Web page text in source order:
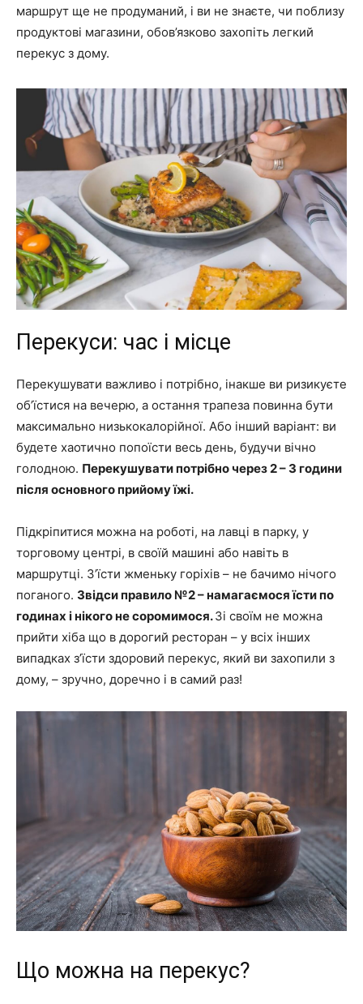
маршрут ще не продуманий, і ви не знаєте, чи поблизу
продуктові магазини, обов’язково захопіть легкий
перекус з дому.
Перекуси: час і місце
Перекушувати важливо і потрібно, інакше ви ризикуєте
об’їстися на вечерю, а остання трапеза повинна бути
максимально низькокалорійної. Або інший варіант: ви
будете хаотично попоїсти весь день, будучи вічно
голодною. Перекушувати потрібно через 2 – 3 години
після основного прийому їжі.
Підкріпитися можна на роботі, на лавці в парку, у
торговому центрі, в своїй машині або навіть в
маршрутці. З’їсти жменьку горіхів – не бачимо нічого
поганого. Звідси правило №2 – намагаємося їсти по
годинах і нікого не соромимося.Зі своїм не можна
прийти хіба що в дорогий ресторан – у всіх інших
випадках з’їсти здоровий перекус, який ви захопили з
дому, – зручно, доречно і в самий раз!
Що можна на перекус?